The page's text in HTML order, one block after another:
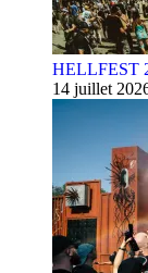
HELLFEST
14 juillet